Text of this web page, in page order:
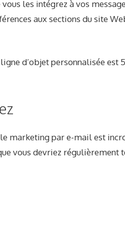
les intégrez à vos
aux sections du site
d’objet personnalisée est
marketing par e-mail est
vous devriez régulièrement